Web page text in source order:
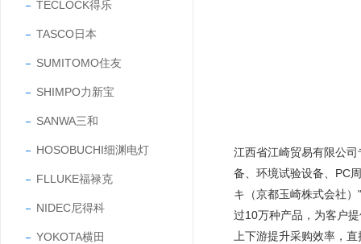
TECLOCK得乐
TASCO日本
SUMITOMO住友
SHIMPO力新宝
SANWA三和
HOSOBUCHI细渊电灯
FLLUKE福禄克
NIDEC尼得科
YOKOTA横田
江西省江崎贸易有限公
备、环境试验设备、PC
キ（京都玉崎株式会社
过10万种产品，为客户
上下游提升采购效率，